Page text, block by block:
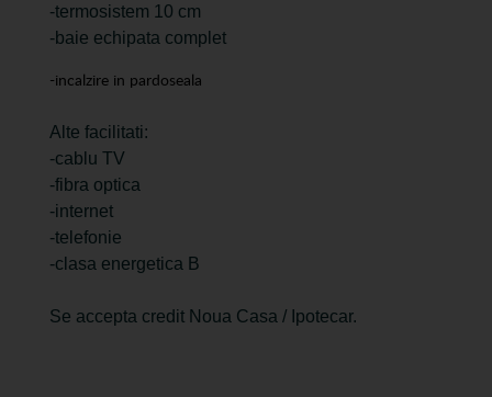
-termosistem 10 cm
-baie echipata complet
-incalzire in pardoseala
Alte facilitati:
-cablu TV
-fibra optica
-internet
-telefonie
-clasa energetica B
Se accepta credit Noua Casa / Ipotecar.